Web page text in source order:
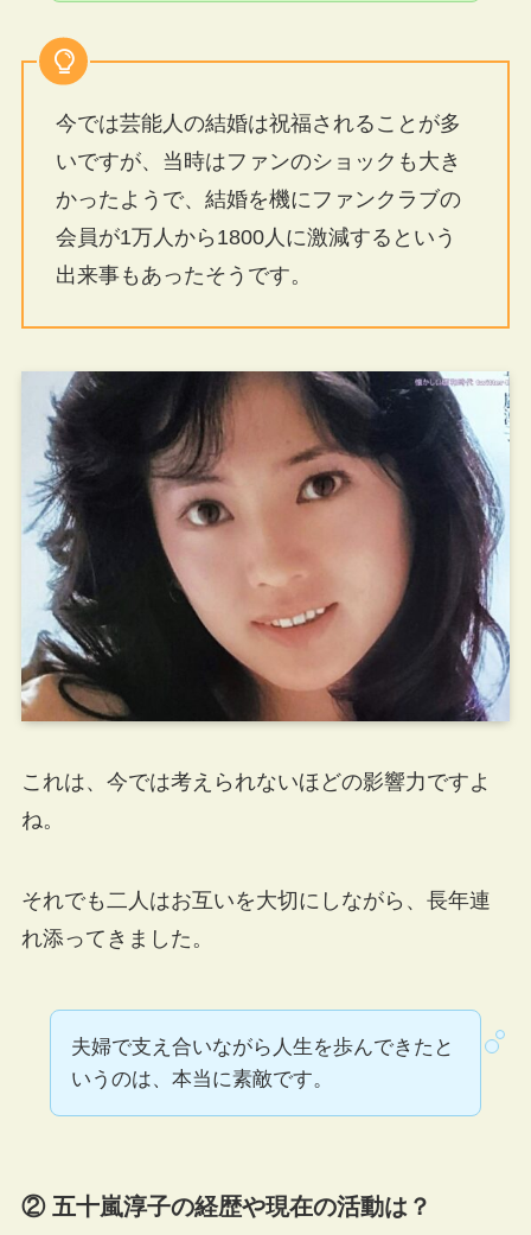
今では芸能人の結婚は祝福されることが多
いですが、当時はファンのショックも大き
かったようで、結婚を機にファンクラブの
会員が1万人から1800人に激減するという
出来事もあったそうです。
これは、今では考えられないほどの影響力ですよ
ね。
それでも二人はお互いを大切にしながら、長年連
れ添ってきました。
夫婦で支え合いながら人生を歩んできたと
いうのは、本当に素敵です。
② 五十嵐淳子の経歴や現在の活動は？